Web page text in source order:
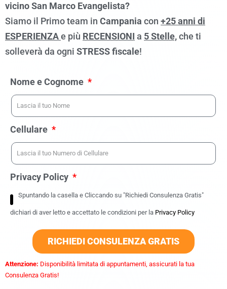
vicino San Marco Evangelista?
Siamo il Primo team in Campania con +25 anni di
ESPERIENZAe più RECENSIONI a 5 Stelle,che ti
solleverà da ogni STRESS fiscale!
Nome e Cognome
Cellulare
Privacy Policy
Spuntando la casella e Cliccando su "Richiedi Consulenza Gratis"
dichiari di aver letto e accettato le condizioni per la Privacy Policy
RICHIEDI CONSULENZA GRATIS
Attenzione: Disponibilità limitata di appuntamenti, assicurati la tua
Consulenza Gratis!